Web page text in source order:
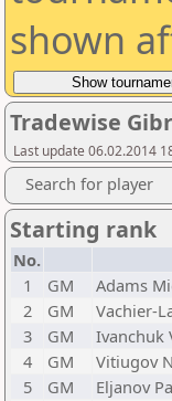
shown
Tradewise
Last update 06.02.2014
Search for player
Starting rank
No.
1
GM Adams
2
GM Vachier-
3
GM Ivanchuk
4
GM Vitiugov
5
GM Eljanov